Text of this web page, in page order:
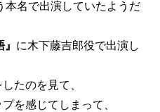
本名で出演していたようだ
に木下藤吉郎役で出演し
たのを見て、
を感じてしまって、